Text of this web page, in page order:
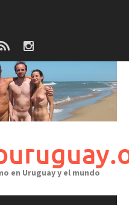
en Uruguay y el mundo